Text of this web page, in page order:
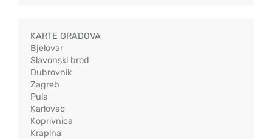
KARTE GRADOVA
Bjelovar
Slavonski brod
Dubrovnik
Zagreb
Pula
Karlovac
Koprivnica
Krapina